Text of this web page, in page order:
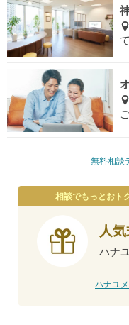
無料相談
相談でもっとおト
人
ハナ
ハナユ